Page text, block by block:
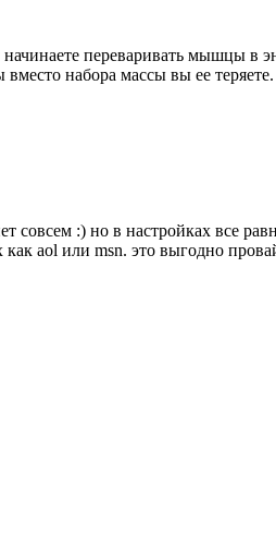
переваривать мышцы в
набора массы вы ее
совсем :) но в настройках все
как aol или msn. это выгодно